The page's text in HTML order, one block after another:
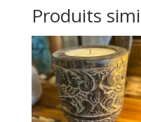
Produits